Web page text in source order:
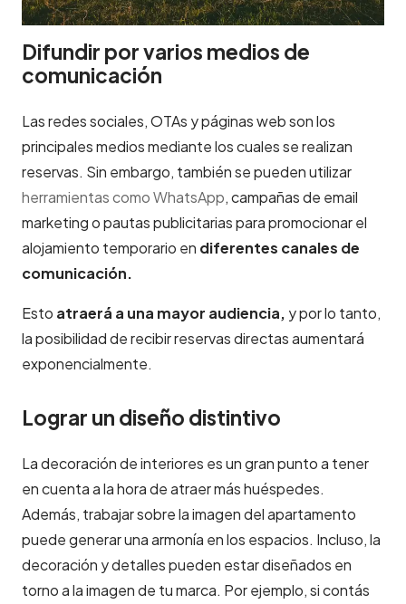
Difundir por varios medios de
comunicación
Las redes sociales, OTAs y páginas web son los
principales medios mediante los cuales se realizan
reservas. Sin embargo, también se pueden utilizar
herramientas como WhatsApp, campañas de email
marketing o pautas publicitarias para promocionar el
alojamiento temporario en diferentes canales de
comunicación.
Esto atraerá a una mayor audiencia, y por lo tanto,
la posibilidad de recibir reservas directas aumentará
exponencialmente.
Lograr un diseño distintivo
La decoración de interiores es un gran punto a tener
en cuenta a la hora de atraer más huéspedes.
Además, trabajar sobre la imagen del apartamento
puede generar una armonía en los espacios. Incluso, la
decoración y detalles pueden estar diseñados en
torno a la imagen de tu marca. Por ejemplo, si contás